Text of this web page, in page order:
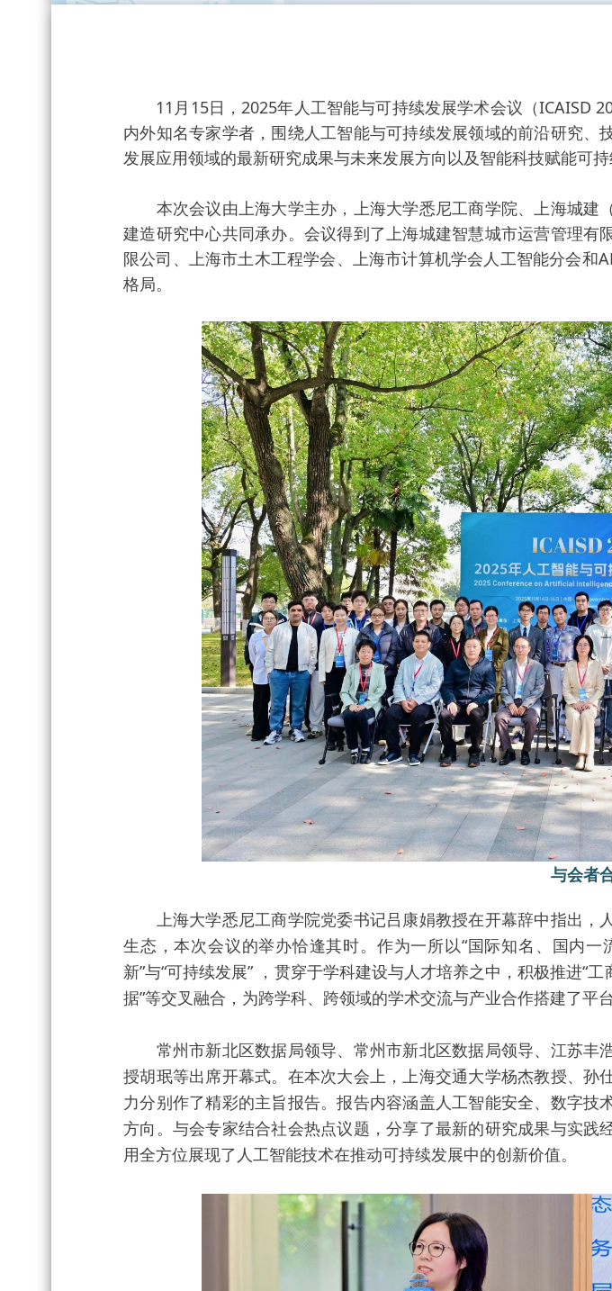
11月15日，2025年人工智能与可持续发展学术会议（ICAISD
内外知名专家学者，围绕人工智能与可持续发展领域的前沿研究
发展应用领域的最新研究成果与未来发展方向以及智能科技赋能可持
本次会议由上海大学主办，上海大学悉尼工商学院、上海城建
建造研究中心共同承办。会议得到了上海城建智慧城市运营管理
限公司、上海市土木工程学会、上海市计算机学会人工智能分会
格局。
与会者
上海大学悉尼工商学院党委书记吕康娟教授在开幕辞中指出，
生态，本次会议的举办恰逢其时。作为一所以“国际知名、国内
新”与“可持续发展” ，贯穿于学科建设与人才培养之中，积极推进“
据”等交叉融合，为跨学科、跨领域的学术交流与产业合作搭建了平台
常州市新北区数据局领导、常州市新北区数据局领导、江苏丰
授胡珉等出席开幕式。在本次大会上，上海交通大学杨杰教授、
力分别作了精彩的主旨报告。报告内容涵盖人工智能安全、数字
方向。与会专家结合社会热点议题，分享了最新的研究成果与实
用全方位展现了人工智能技术在推动可持续发展中的创新价值。